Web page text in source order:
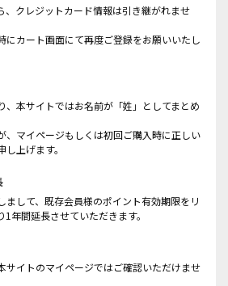
、クレジットカード情報は引き継がれませ
にカート画面にて再度ご登録をお願いいたし
、本サイトではお名前が「姓」としてまとめ
、マイページもしくは初回ご購入時に正しい
上げます。
まして、既存会員様のポイント有効期限をリ
年間延長させていただきます。
サイトのマイページではご確認いただけませ